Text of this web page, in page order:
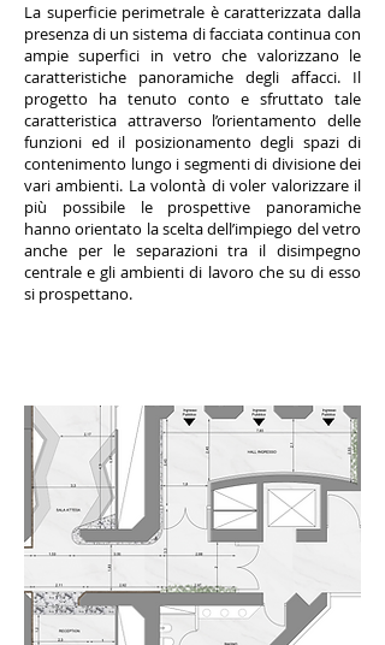
La superficie perimetrale è caratterizzata dalla
presenza di un sistema di facciata continua con
ampie superfici in vetro che valorizzano le
caratteristiche panoramiche degli affacci. Il
progetto ha tenuto conto e sfruttato tale
caratteristica attraverso l’orientamento delle
funzioni ed il posizionamento degli spazi di
contenimento lungo i segmenti di divisione dei
vari ambienti. La volontà di voler valorizzare il
più possibile le prospettive panoramiche
hanno orientato la scelta dell’impiego del vetro
anche per le separazioni tra il disimpegno
centrale e gli ambienti di lavoro che su di esso
si prospettano.